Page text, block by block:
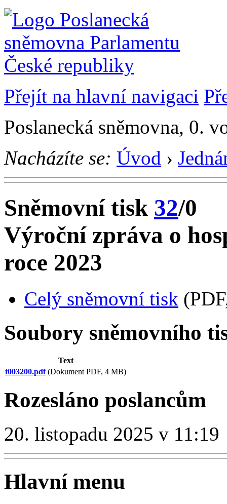
Přejít na hlavní navigaci
Poslanecká sněmovna, 0.
Nacházíte se: Úvod ›
Sněmovní tisk 32/0
Výroční zpráva o
roce 2023
Celý sněmovní tisk
Soubory sněmovního
Text
t003200.pdf(Dokument PDF, 4 MB)
Rozesláno poslancům
20. listopadu 2025 v 11:19
Hlavní menu